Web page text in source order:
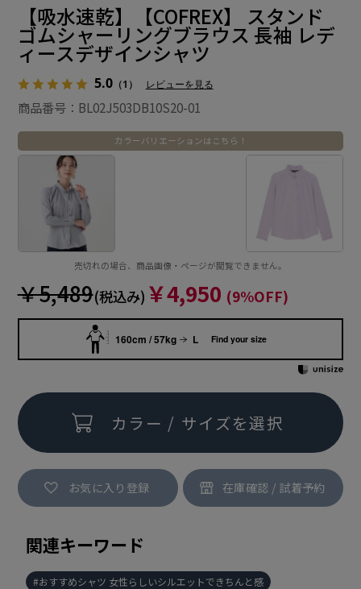
【吸水速乾】【COFREX】 スタンド
ゴムシャーリングブラウス 長袖 レデ
ィースデザインシャツ
5.0（1） レビューを見る
商品番号：BL02J503DB10S20-01
カラーバリエーションはこちら！
売切れの場合、商品画像・ページが閲覧できません。
￥5,489(税込み) ￥4,950 (9%OFF)
160cm / 57kg L Find your size
カラー / サイズを選択
お気に入り登録
関連キーワード
おすすめシャツ 女性らしいシルエットできちんと感